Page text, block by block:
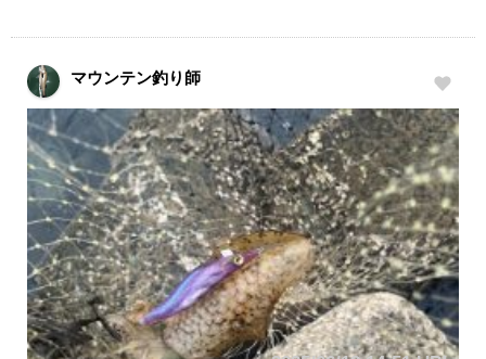
マウンテン釣り師